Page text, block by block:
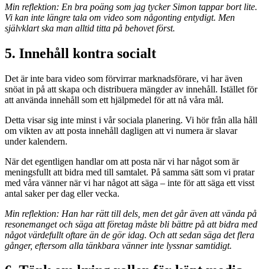
Min reflektion: En bra poäng som jag tycker Simon tappar bort lite.
Vi kan inte längre tala om video som någonting entydigt. Men
självklart ska man alltid titta på behovet först.
5. Innehåll kontra socialt
Det är inte bara video som förvirrar marknadsförare, vi har även
snöat in på att skapa och distribuera mängder av innehåll. Istället för
att använda innehåll som ett hjälpmedel för att nå våra mål.
Detta visar sig inte minst i vår sociala planering. Vi hör från alla håll
om vikten av att posta innehåll dagligen att vi numera är slavar
under kalendern.
När det egentligen handlar om att posta när vi har något som är
meningsfullt att bidra med till samtalet. På samma sätt som vi pratar
med våra vänner när vi har något att säga – inte för att säga ett visst
antal saker per dag eller vecka.
Min reflektion: Han har rätt till dels, men det går även att vända på
resonemanget och säga att företag måste bli bättre på att bidra med
något värdefullt oftare än de gör idag. Och att sedan säga det flera
gånger, eftersom alla tänkbara vänner inte lyssnar samtidigt.